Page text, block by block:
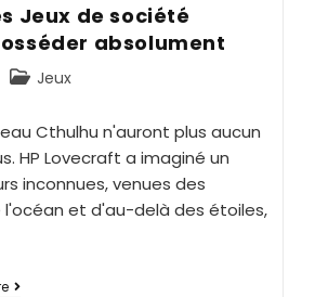
Jeux de société
absolument
Jeux
Cthulhu n'auront plus aucun
HP Lovecraft a imaginé un
inconnues, venues des
et d'au-delà des étoiles,